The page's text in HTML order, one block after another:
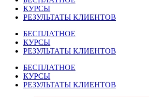
КУРСЫ
РЕЗУЛЬТАТЫ КЛИЕНТОВ
БЕСПЛАТНОЕ
КУРСЫ
РЕЗУЛЬТАТЫ КЛИЕНТОВ
БЕСПЛАТНОЕ
КУРСЫ
РЕЗУЛЬТАТЫ КЛИЕНТОВ